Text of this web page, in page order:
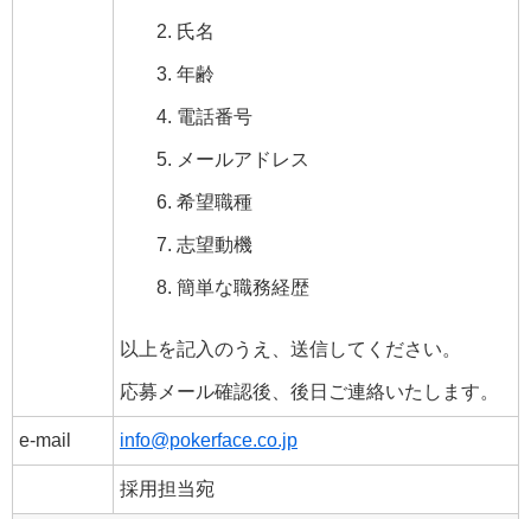
氏名
年齢
電話番号
メールアドレス
希望職種
志望動機
簡単な職務経歴
以上を記入のうえ、送信してください。
応募メール確認後、後日ご連絡いたします。
e-mail info@pokerface.co.jp
採用担当宛